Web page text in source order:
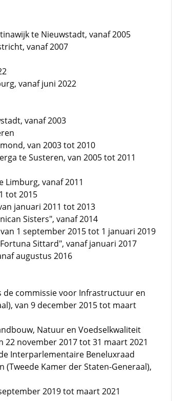
te Nieuwstadt, vanaf 2005
vanaf 2007
vanaf juni 2022
vanaf 2003
van 2003 tot 2010
te Susteren, van 2005 tot 2011
Limburg, vanaf 2011
tot 2015
januari 2011 tot 2013
Sisters", vanaf 2014
1 september 2015 tot 1 januari 2019
Sittard", vanaf januari 2017
augustus 2016
de commissie voor Infrastructuur en
van 9 december 2015 tot maart
Natuur en Voedselkwaliteit
22 november 2017 tot 31 maart 2021
Interparlementaire Beneluxraad
Kamer der Staten-Generaal),
2019 tot maart 2021